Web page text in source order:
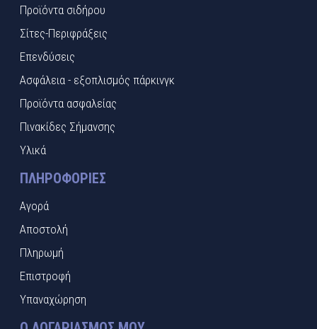
Προϊόντα σιδήρου
Σίτες-Περιφράξεις
Επενδύσεις
Ασφάλεια - εξοπλισμός πάρκινγκ
Προϊόντα ασφαλείας
Πινακίδες Σήμανσης
Υλικά
ΠΛΗΡΟΦΟΡΊΕΣ
Αγορά
Αποστολή
Πληρωμή
Επιστροφή
Υπαναχώρηση